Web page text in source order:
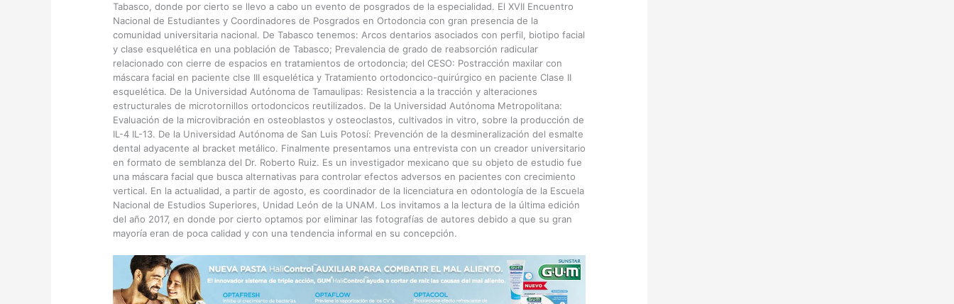
Tabasco, donde por cierto se llevo a cabo un evento de posgrados de la especialidad. El XVII Encuentro
Nacional de Estudiantes y Coordinadores de Posgrados en Ortodoncia con gran presencia de la
comunidad universitaria nacional. De Tabasco tenemos: Arcos dentarios asociados con perfil, biotipo facial
y clase esquelética en una población de Tabasco; Prevalencia de grado de reabsorción radicular
relacionado con cierre de espacios en tratamientos de ortodoncia; del CESO: Postracción maxilar con
máscara facial en paciente clse III esquelética y Tratamiento ortodoncico-quirúrgico en paciente Clase II
esquelética. De la Universidad Autónoma de Tamaulipas: Resistencia a la tracción y alteraciones
estructurales de microtornillos ortodoncicos reutilizados. De la Universidad Autónoma Metropolitana:
Evaluación de la microvibración en osteoblastos y osteoclastos, cultivados in vitro, sobre la producción de
IL-4 IL-13. De la Universidad Autónoma de San Luis Potosí: Prevención de la desmineralización del esmalte
dental adyacente al bracket metálico. Finalmente presentamos una entrevista con un creador universitario
en formato de semblanza del Dr. Roberto Ruiz. Es un investigador mexicano que su objeto de estudio fue
una máscara facial que busca alternativas para controlar efectos adversos en pacientes con crecimiento
vertical. En la actualidad, a partir de agosto, es coordinador de la licenciatura en odontología de la Escuela
Nacional de Estudios Superiores, Unidad León de la UNAM. Los invitamos a la lectura de la última edición
del año 2017, en donde por cierto optamos por eliminar las fotografías de autores debido a que su gran
mayoría eran de poca calidad y con una tendencia informal en su concepción.